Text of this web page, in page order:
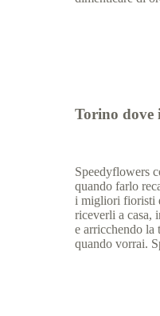
Torino
Speedyflowers
quando farlo
i migliori fioristi
riceverli a casa,
e arricchendo la
quando vorrai.